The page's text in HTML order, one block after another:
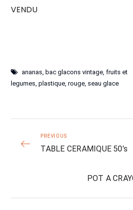
VENDU
ananas, bac glacons vintage,fruits et
legumes,plastique,rouge, seau glace
PREVIOUS
TABLE CERAMIQUE 50’s
POT A